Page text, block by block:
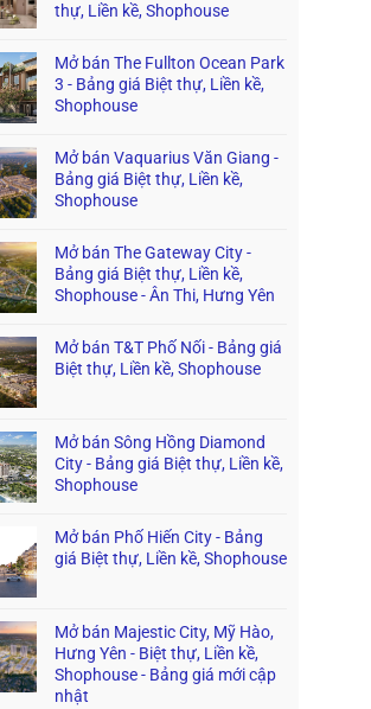
thự, Liền kề, Shophouse
Mở bán The Fullton Ocean Park
3 - Bảng giá Biệt thự, Liền kề,
Shophouse
Mở bán Vaquarius Văn Giang -
Bảng giá Biệt thự, Liền kề,
Shophouse
Mở bán The Gateway City -
Bảng giá Biệt thự, Liền kề,
Shophouse - Ân Thi, Hưng Yên
Mở bán T&T Phố Nối - Bảng giá
Biệt thự, Liền kề, Shophouse
Mở bán Sông Hồng Diamond
City - Bảng giá Biệt thự, Liền kề,
Shophouse
Mở bán Phố Hiến City - Bảng
giá Biệt thự, Liền kề, Shophouse
Mở bán Majestic City, Mỹ Hào,
Hưng Yên - Biệt thự, Liền kề,
Shophouse - Bảng giá mới cập
nhật